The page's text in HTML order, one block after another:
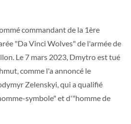
commandant de la 1ère
"Da Vinci Wolves" de l'armée de
Le 7 mars 2023, Dmytro est tué
comme l'a annoncé le
Zelenskyi, qui a qualifié
symbole" et d'"homme de